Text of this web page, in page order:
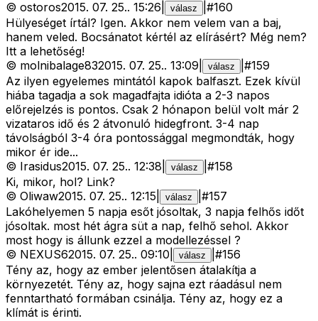
© ostoros2015. 07. 25.. 15:26 válasz #160
Hülyeséget írtál? Igen. Akkor nem velem van a baj,
hanem veled. Bocsánatot kértél az elírásért? Még nem?
Itt a lehetőség!
© molnibalage832015. 07. 25.. 13:09 válasz #159
Az ilyen egyelemes mintától kapok balfaszt. Ezek kívül
hiába tagadja a sok magadfajta idióta a 2-3 napos
előrejelzés is pontos. Csak 2 hónapon belül volt már 2
vizataros idő és 2 átvonuló hidegfront. 3-4 nap
távolságból 3-4 óra pontossággal megmondták, hogy
mikor ér ide...
© Irasidus2015. 07. 25.. 12:38 válasz #158
Ki, mikor, hol? Link?
© Oliwaw2015. 07. 25.. 12:15 válasz #157
Lakóhelyemen 5 napja esőt jósoltak, 3 napja felhős időt
jósoltak. most hét ágra süt a nap, felhő sehol. Akkor
most hogy is állunk ezzel a modellezéssel ?
© NEXUS62015. 07. 25.. 09:10 válasz #156
Tény az, hogy az ember jelentősen átalakítja a
környezetét. Tény az, hogy sajna ezt ráadásul nem
fenntartható formában csinálja. Tény az, hogy ez a
klímát is érinti.